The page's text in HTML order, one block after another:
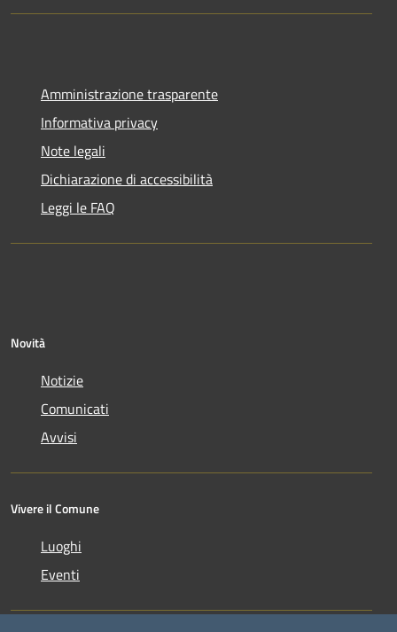
Amministrazione trasparente
Informativa privacy
Note legali
Dichiarazione di accessibilità
Leggi le FAQ
Novità
Notizie
Comunicati
Avvisi
Vivere il Comune
Luoghi
Eventi